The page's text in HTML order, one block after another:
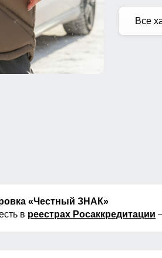
Все
«Честный ЗНАК»
в реестрах Росаккредитации